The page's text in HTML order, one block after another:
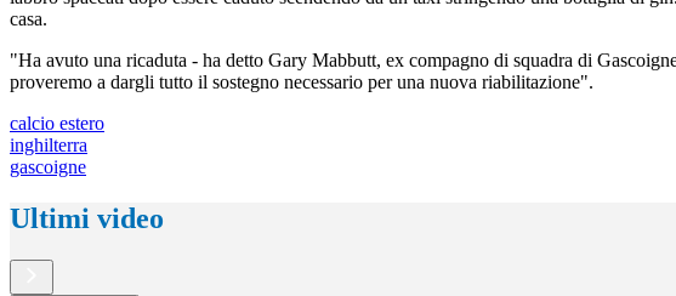
casa.
"Ha avuto una ricaduta - ha detto Gary Mabbutt, ex compagno di squadra di
proveremo a dargli tutto il sostegno necessario per una nuova riabilitazione".
calcio estero
inghilterra
gascoigne
Ultimi video